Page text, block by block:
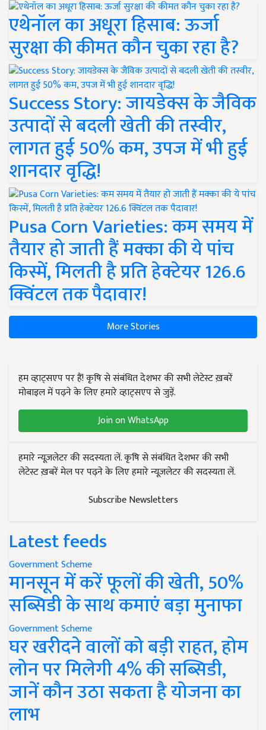
एथेनॉल का अधूरा हिसाब: ऊर्जा
सुरक्षा की कीमत कौन चुका रहा है?
Success Story: जायडेक्स के जैविक
उत्पादों से बदली खेती की तस्वीर,
लागत हुई 50% कम, उपज में भी हुई
शानदार वृद्धि!
Pusa Corn Varieties: कम समय में
तैयार हो जाती हैं मक्का की ये पांच
किस्में, मिलती है प्रति हेक्टेयर 126.6
क्विंटल तक पैदावार!
More Stories
हम व्हाट्सएप पर हैं! कृषि से संबंधित देशभर की सभी लेटेस्ट ख़बरें
मोबाइल में पढ़ने के लिए हमारे व्हाट्सएप से जुड़ें.
Join on WhatsApp
हमारे न्यूज़लेटर की सदस्यता लें. कृषि से संबंधित देशभर की सभी
लेटेस्ट ख़बरें मेल पर पढ़ने के लिए हमारे न्यूज़लेटर की सदस्यता लें.
Subscribe Newsletters
Latest feeds
Government Scheme
मानसून में करें फूलों की खेती, 50%
सब्सिडी के साथ कमाएं बड़ा मुनाफा
Government Scheme
घर खरीदने वालों को बड़ी राहत, होम
लोन पर मिलेगी 4% की सब्सिडी,
जानें कौन उठा सकता है योजना का
लाभ